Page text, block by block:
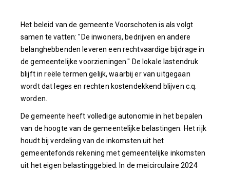
Het beleid van de gemeente Voorschoten is als volgt
samen te vatten: "De inwoners, bedrijven en andere
belanghebbenden leveren een rechtvaardige bijdrage in
de gemeentelijke voorzieningen." De lokale lastendruk
blijft in reële termen gelijk, waarbij er van uitgegaan
wordt dat leges en rechten kostendekkend blijven c.q.
worden.
De gemeente heeft volledige autonomie in het bepalen
van de hoogte van de gemeentelijke belastingen. Het rijk
houdt bij verdeling van de inkomsten uit het
gemeentefonds rekening met gemeentelijke inkomsten
uit het eigen belastinggebied. In de meicirculaire 2024